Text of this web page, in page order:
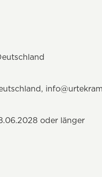
oder länger